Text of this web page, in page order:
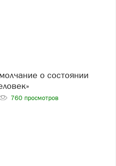
760 просмотров